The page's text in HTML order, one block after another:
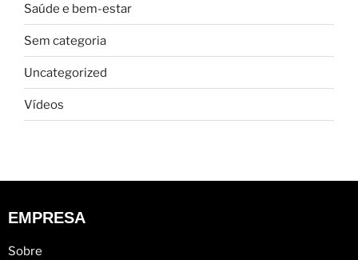
Saúde e bem-estar
Sem categoria
Uncategorized
Vídeos
EMPRESA
Sobre